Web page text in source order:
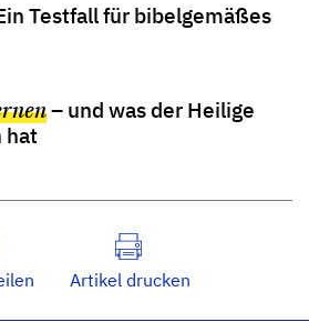
Testfall für bibelgemäßes
– und was der Heilige
hat
Artikel drucken